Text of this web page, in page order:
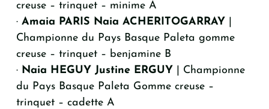
creuse – trinquet – minime A
· Amaia PARIS Naia ACHERITOGARRAY
Championne du Pays Basque Paleta gomme
creuse – trinquet – benjamine B
· Naia HEGUY Justine ERGUY | Championne
du Pays Basque Paleta Gomme creuse –
trinquet – cadette A